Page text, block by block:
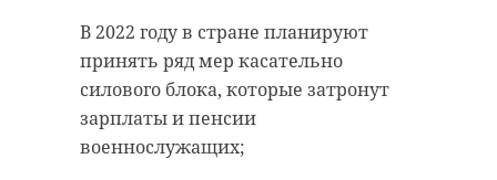
В 2022 году в стране планируют
принять ряд мер касательно
силового блока, которые затронут
зарплаты и пенсии
военнослужащих;